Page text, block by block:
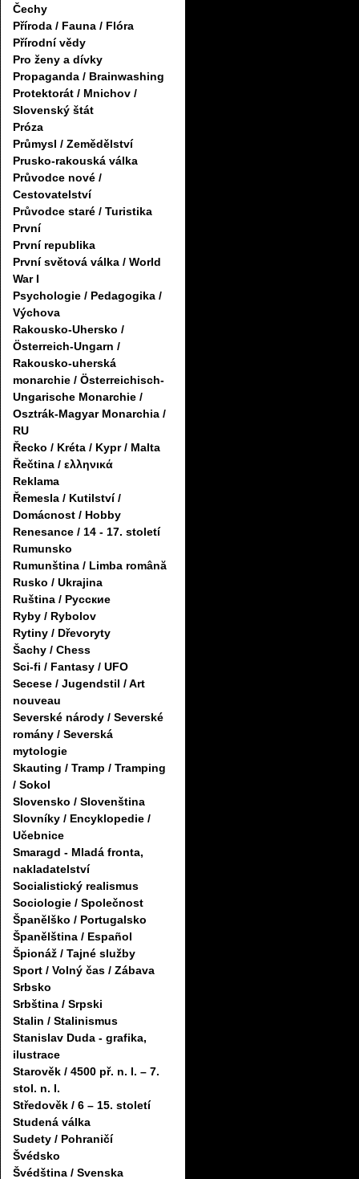
Čechy
Příroda / Fauna / Flóra
Přírodní vědy
Pro ženy a dívky
Propaganda / Brainwashing
Protektorát / Mnichov /
Slovenský štát
Próza
Průmysl / Zemědělství
Prusko-rakouská válka
Průvodce nové /
Cestovatelství
Průvodce staré / Turistika
První
První republika
První světová válka / World
War I
Psychologie / Pedagogika /
Výchova
Rakousko-Uhersko /
Österreich-Ungarn /
Rakousko-uherská
monarchie / Österreichisch-
Ungarische Monarchie /
Osztrák-Magyar Monarchia /
RU
Řecko / Kréta / Kypr / Malta
Řečtina / ελληνικά
Reklama
Řemesla / Kutilství /
Domácnost / Hobby
Renesance / 14 - 17. století
Rumunsko
Rumunština / Limba română
Rusko / Ukrajina
Ruština / Русские
Ryby / Rybolov
Rytiny / Dřevoryty
Šachy / Chess
Sci-fi / Fantasy / UFO
Secese / Jugendstil / Art
nouveau
Severské národy / Severské
romány / Severská
mytologie
Skauting / Tramp / Tramping
/ Sokol
Slovensko / Slovenština
Slovníky / Encyklopedie /
Učebnice
Smaragd - Mladá fronta,
nakladatelství
Socialistický realismus
Sociologie / Společnost
Španělško / Portugalsko
Španělština / Español
Špionáž / Tajné služby
Sport / Volný čas / Zábava
Srbsko
Srbština / Srpski
Stalin / Stalinismus
Stanislav Duda - grafika,
ilustrace
Starověk / 4500 př. n. l. – 7.
stol. n. l.
Středověk / 6 – 15. století
Studená válka
Sudety / Pohraničí
Švédsko
Švédština / Svenska